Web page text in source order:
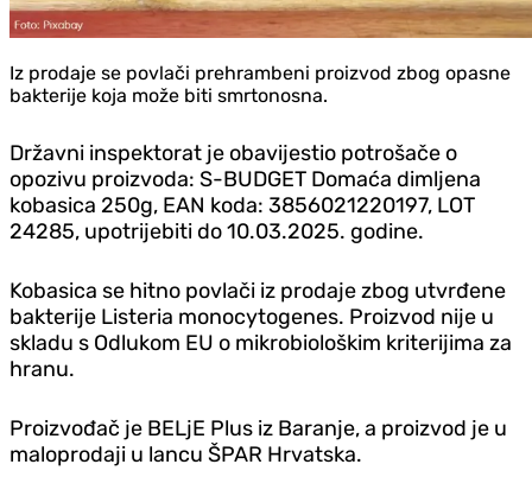
Iz prodaje se povlači prehrambeni proizvod zbog opasne
bakterije koja može biti smrtonosna.
Državni inspektorat je obavijestio potrošače o
opozivu proizvoda: S-BUDGET Domaća dimljena
kobasica 250g, EAN koda: 3856021220197, LOT
24285, upotrijebiti do 10.03.2025. godine.
Kobasica se hitno povlači iz prodaje zbog utvrđene
bakterije Listeria monocytogenes. Proizvod nije u
skladu s Odlukom EU o mikrobiološkim kriterijima za
hranu.
Proizvođač je BELjE Plus iz Baranje, a proizvod je u
maloprodaji u lancu ŠPAR Hrvatska.